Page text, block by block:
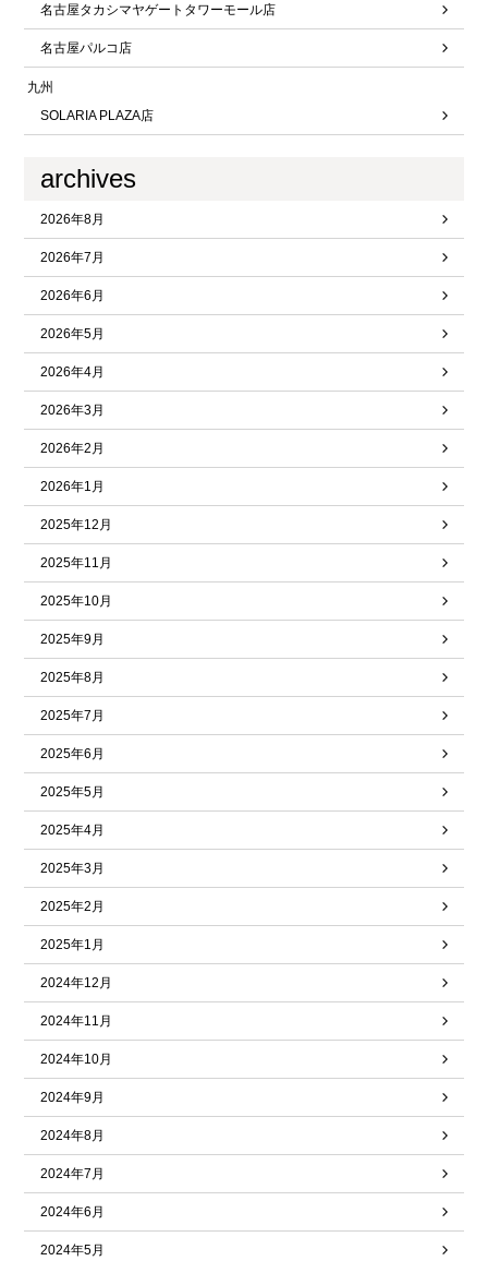
名古屋タカシマヤゲートタワーモール店
名古屋パルコ店
九州
SOLARIA PLAZA店
archives
2026年8月
2026年7月
2026年6月
2026年5月
2026年4月
2026年3月
2026年2月
2026年1月
2025年12月
2025年11月
2025年10月
2025年9月
2025年8月
2025年7月
2025年6月
2025年5月
2025年4月
2025年3月
2025年2月
2025年1月
2024年12月
2024年11月
2024年10月
2024年9月
2024年8月
2024年7月
2024年6月
2024年5月